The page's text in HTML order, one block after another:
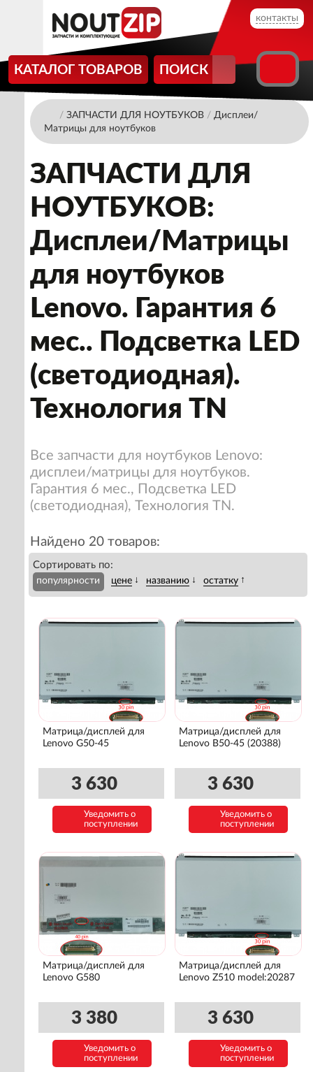
контакты
КАТАЛОГ ТОВАРОВ ПОИСК
/ ЗАПЧАСТИ ДЛЯ НОУТБУКОВ / Дисплеи/
Матрицы для ноутбуков
ЗАПЧАСТИ ДЛЯ
НОУТБУКОВ:
Дисплеи/Матрицы
для ноутбуков
Lenovo. Гарантия 6
мес.. Подсветка LED
(светодиодная).
Технология TN
Все запчасти для ноутбуков Lenovo:
дисплеи/матрицы для ноутбуков.
Гарантия 6 мес., Подсветка LED
(светодиодная), Технология TN.
Найдено 20 товаров:
Сортировать по:
популярности цене ↓ названию ↓ остатку ↑
Матрица/дисплей для
Lenovo G50-45
3 630
Уведомить о
поступлении
Матрица/дисплей для
Lenovo B50-45 (20388)
3 630
Уведомить о
поступлении
Матрица/дисплей для
Lenovo G580
3 380
Уведомить о
поступлении
Матрица/дисплей для
Lenovo Z510 model:20287
3 630
Уведомить о
поступлении